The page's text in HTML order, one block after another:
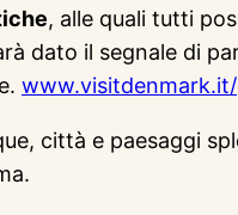
, alle quali tutti
dato il segnale di
città e paesaggi